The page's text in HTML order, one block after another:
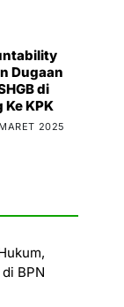
Dugaan
di
Ke KPK
2025